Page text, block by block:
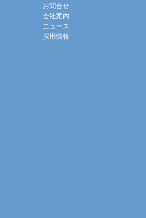
お問合せ
会社案内
ニュース
採用情報